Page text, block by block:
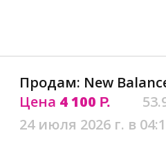
Продам: New
Цена 4 100 Р.
24 июля 2026 г. в